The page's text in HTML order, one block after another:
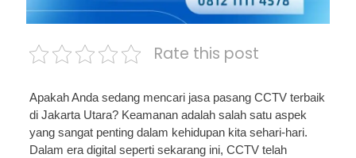
Rate this post
Apakah Anda sedang mencari jasa pasang CCTV terbaik
di Jakarta Utara? Keamanan adalah salah satu aspek
yang sangat penting dalam kehidupan kita sehari-hari.
Dalam era digital seperti sekarang ini, CCTV telah